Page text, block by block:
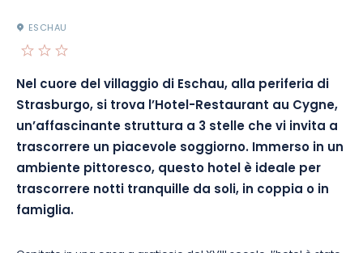
ESCHAU
Nel cuore del villaggio di Eschau, alla periferia di
Strasburgo, si trova l’Hotel-Restaurant au Cygne,
un’affascinante struttura a 3 stelle che vi invita a
trascorrere un piacevole soggiorno. Immerso in un
ambiente pittoresco, questo hotel è ideale per
trascorrere notti tranquille da soli, in coppia o in
famiglia.